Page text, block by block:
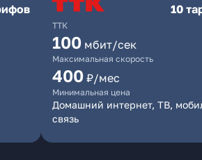
ТТК
10
100 мбит/сек
Максимальная скорость
400 ₽/мес
Минимальная цена
Домашний интернет, ТВ,
связь